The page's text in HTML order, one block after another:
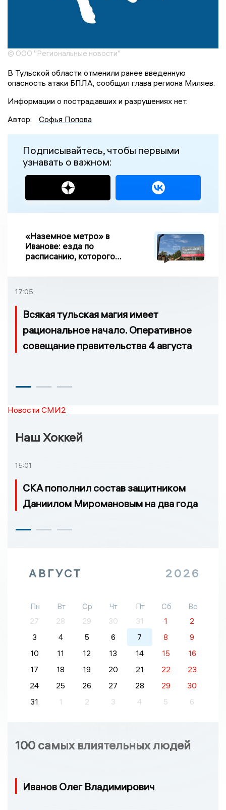
© ООО "Региональные новости"
В Тульской области отменили ранее введенную
опасность атаки БПЛА, сообщил глава региона Миляев.
Информации о пострадавших и разрушениях нет.
Автор:
Софья Попова
Подписывайтесь, чтобы первыми
узнавать о важном:
«Наземное метро» в
Иванове: езда по
расписанию, которого
17:05
Всякая тульская магия имеет
рациональное начало. Оперативное
совещание правительства 4 августа
Новости СМИ2
Наш Хоккей
15:01
СКА пополнил состав защитником
Даниилом Миромановым на два года
АВГУСТ 2026
Пн Вт Ср Чт Пт Сб
Вс
27
28 29 30 31 1
2
3
4 5 6 7 8
9
10
11 12 13 14 15
16
17
18 19 20 21 22
23
24
25 26 27 28 29
30
31
1 2 3 4 5 6
100 самых влиятельных людей
Иванов Олег Владимирович